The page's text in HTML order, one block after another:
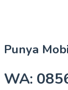
Punya
WA: